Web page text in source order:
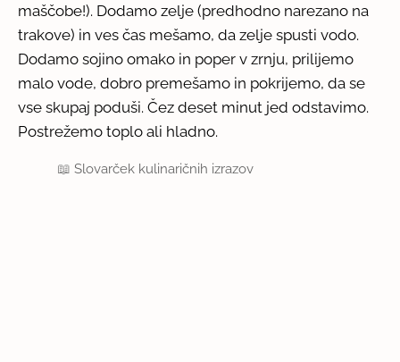
maščobe!). Dodamo zelje (predhodno narezano na
trakove) in ves čas mešamo, da zelje spusti vodo.
Dodamo sojino omako in poper v zrnju, prilijemo
malo vode, dobro premešamo in pokrijemo, da se
vse skupaj poduši. Čez deset minut jed odstavimo.
Postrežemo toplo ali hladno.
📖Slovarček kulinaričnih izrazov